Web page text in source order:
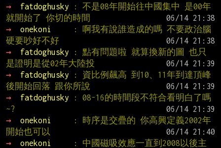
→
fatdoghusky
: 不是08年開始往中國集中 是00年
就開始了 你切的時間
→
onekoni
: 啊我有說誰造成的嗎 不要政治腦
硬要吵好不好
→
fatdoghusky
: 點有問題啦 就算換新的圖 也只
是證明是從02年大陸投
→
fatdoghusky
: 資比例飆高 到10、11年到達頂峰
後開始回落 跟你所說
→
fatdoghusky
: 08-16的時間段不符合看明白了嗎
~?
→
onekoni
: 時序是交疊的 你高興定義2002年
開始也可以
→
onekoni
: 中國磁吸效應一直到2008以後主